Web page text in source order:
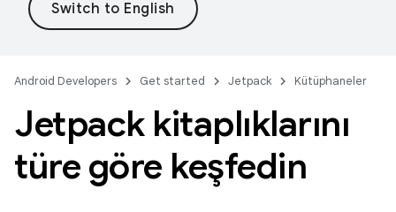
Android Developers Get started Jetpack Kütüphaneler
Jetpack kitaplıklarını
türe göre keşfedin